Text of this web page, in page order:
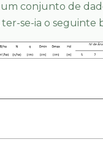
conjunto de
se-ia o seguinte